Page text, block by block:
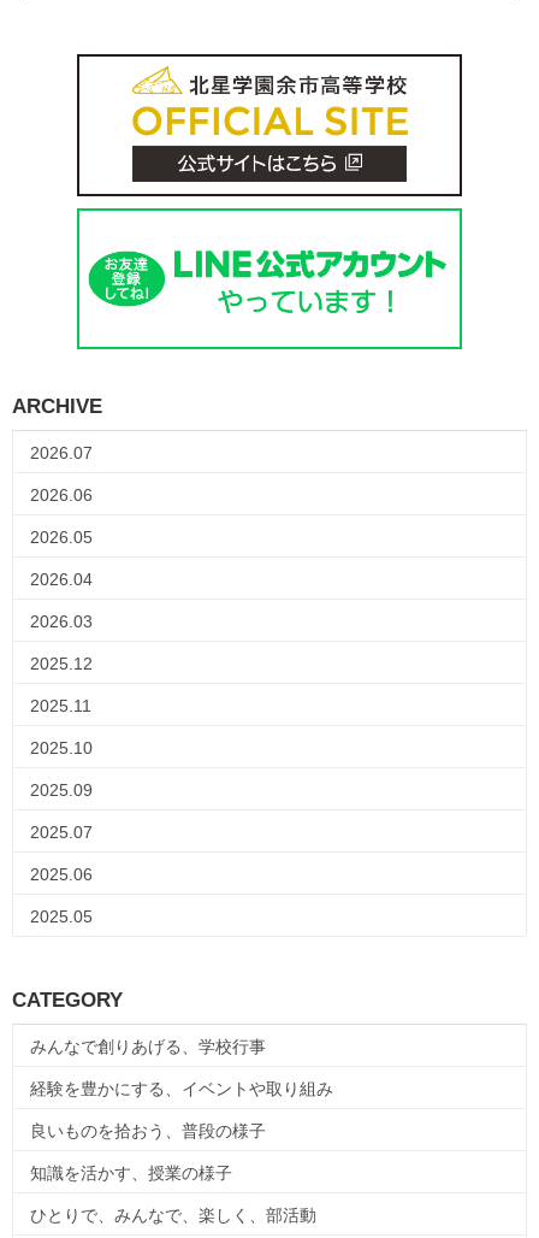
ARCHIVE
2026.07
2026.06
2026.05
2026.04
2026.03
2025.12
2025.11
2025.10
2025.09
2025.07
2025.06
2025.05
CATEGORY
みんなで創りあげる、学校行事
経験を豊かにする、イベントや取り組み
良いものを拾おう、普段の様子
知識を活かす、授業の様子
ひとりで、みんなで、楽しく、部活動